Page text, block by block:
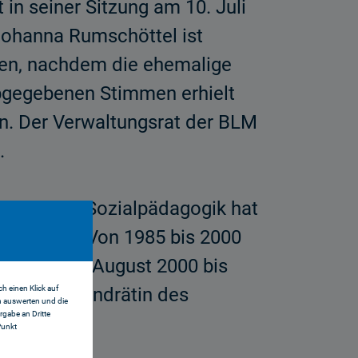
einen Klick auf
auswerten und die
an Dritte
seiner Sitzung am 10. Juli
Rumschöttel ist
nachdem die ehemalige
Stimmen erhielt
Der Verwaltungsrat der BLM
der Sozialpädagogik hat
Von 1985 bis 2000
von August 2000 bis
ist sie Landrätin des